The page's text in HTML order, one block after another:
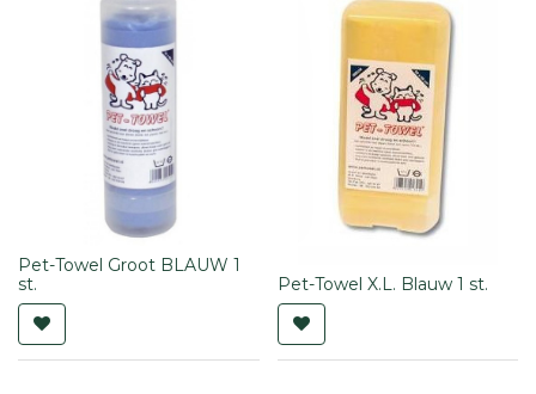
Pet-Towel Groot BLAUW 1
st.
Pet-Towel X.L. Blauw 1 st.